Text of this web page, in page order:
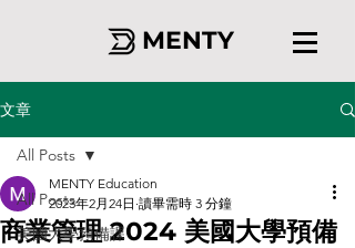
MENTY
文章
All Posts
美國大學預備課
All Posts
商業管理 2024 美國大學預備
MENTY Education
2023年2月24日 讀畢需時 3 分鐘